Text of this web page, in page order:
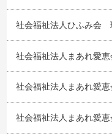
社会福祉法人ひふみ会
社会福祉法人まあれ愛恵
社会福祉法人まあれ愛
社会福祉法人まあれ愛